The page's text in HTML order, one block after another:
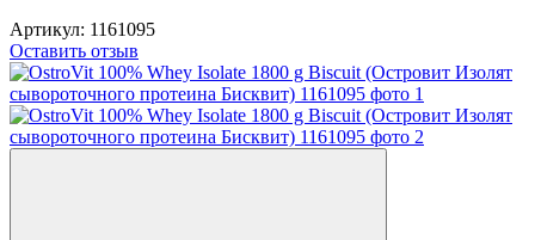
Артикул: 1161095
Оставить отзыв